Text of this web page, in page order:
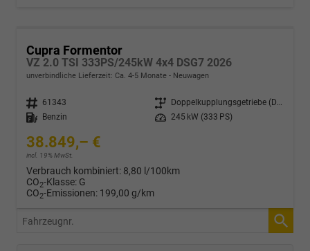
Cupra Formentor
VZ 2.0 TSI 333PS/245kW 4x4 DSG7 2026
unverbindliche Lieferzeit: Ca. 4-5 Monate Neuwagen
Fahrzeugnr. 61343 Getriebe
Doppelkupplungsgetriebe (DSG)
Kraftstoff
Benzin Leistung 245 kW (333 PS)
38.849,– €
incl. 19% MwSt.
Verbrauch kombiniert: 8,80 l/100km
CO2-Klasse: G
CO2-Emissionen: 199,00 g/km
Fahrzeugnr.